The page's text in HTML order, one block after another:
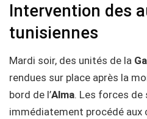
Intervention des
tunisiennes
Mardi soir, des unités de la
rendues sur place après la
bord de l’Alma. Les forces de
immédiatement procédé aux